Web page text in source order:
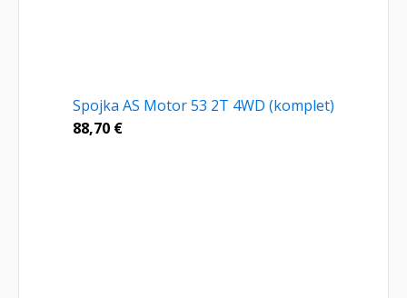
Spojka AS Motor 53 2T 4WD (komplet)
88,70 €